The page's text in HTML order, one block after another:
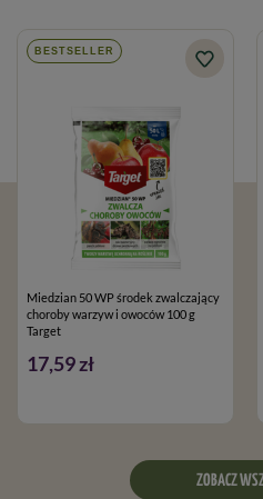
BESTSELLER
Miedzian 50 WP środek zwalczający
choroby warzyw i owoców 100 g
Target
17,59 zł
ZOBACZ